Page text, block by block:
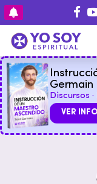
Germain
Discursos
VER